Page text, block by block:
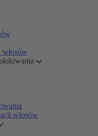
włosów